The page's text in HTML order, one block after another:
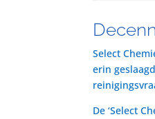
Select
erin
De ‘Select